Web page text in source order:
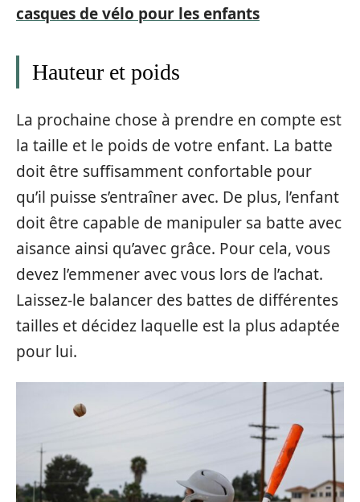
casques de vélo pour les enfants
Hauteur et poids
La prochaine chose à prendre en compte est
la taille et le poids de votre enfant. La batte
doit être suffisamment confortable pour
qu’il puisse s’entraîner avec. De plus, l’enfant
doit être capable de manipuler sa batte avec
aisance ainsi qu’avec grâce. Pour cela, vous
devez l’emmener avec vous lors de l’achat.
Laissez-le balancer des battes de différentes
tailles et décidez laquelle est la plus adaptée
pour lui.